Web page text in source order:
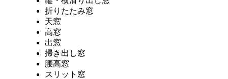
折りたたみ窓
天窓
高窓
出窓
掃き出し窓
腰高窓
スリット窓